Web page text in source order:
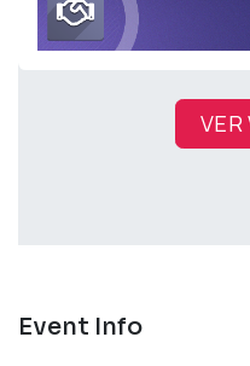
VER
Event Info